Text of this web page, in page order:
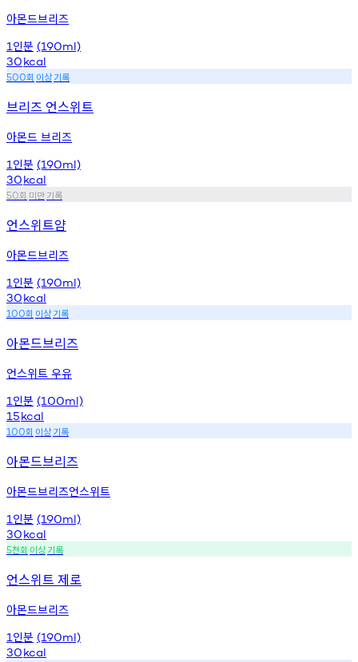
아몬드브리즈
1 인분 (190ml)
30kcal
500회 이상기록
브리즈 언스위트
아몬드 브리즈
1 인분 (190ml)
30kcal
50회 미만기록
언스위트얌
아몬드브리즈
1 인분 (190ml)
30kcal
100회 이상기록
아몬드브리즈
언스위트 우유
1 인분 (100ml)
15kcal
100회 이상기록
아몬드브리즈
아몬드브리즈언스위트
1 인분 (190ml)
30kcal
5천회 이상기록
언스위트 제로
아몬드브리즈
1 인분 (190ml)
30kcal